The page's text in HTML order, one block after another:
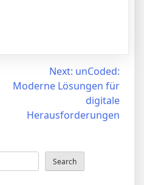
Next: unCoded:
Moderne Lösungen für
digitale
Herausforderungen
Search